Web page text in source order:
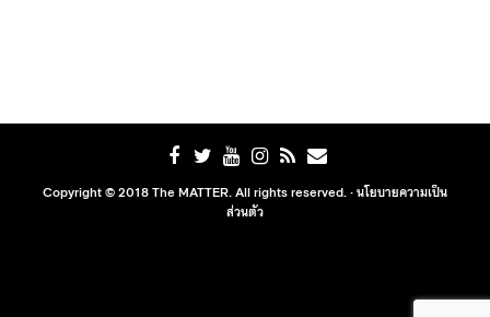
Copyright © 2018 The MATTER. All rights reserved. ·นโยบายความเป็น
ส่วนตัว